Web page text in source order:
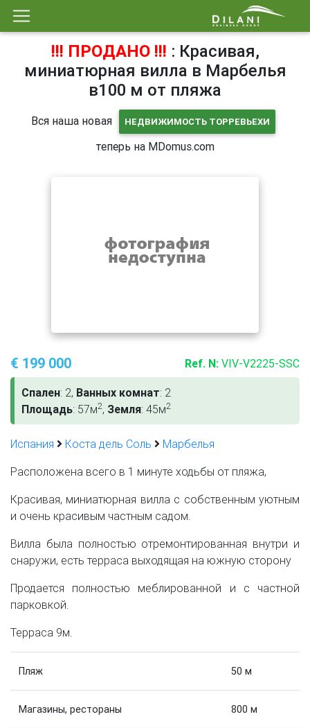
!!! ПРОДАНО !!! : Красивая,
миниатюрная вилла в Марбелья
в100 м от пляжа
Вся наша новая НЕДВИЖИМОСТЬ ТОРРЕВЬЕХИ
теперь на MDomus.com
€ 199 000 Ref. N: VIV-V2225-SSC
Спален: 2, Ванных комнат: 2
Площадь: 57м2, Земля: 45м2
Испания Коста дель Соль
Марбелья
Расположена всего в 1 минуте ходьбы от пляжа,
Красивая, миниатюрная вилла с собственным уютным
и очень красивым частным садом.
Вилла была полностью отремонтированная внутри и
снаружи, есть терраса выходящая на южную сторону
Продается полностью меблированной и с частной
парковкой.
Терраса 9м.
Пляж 50 м
Магазины, рестораны 800 м